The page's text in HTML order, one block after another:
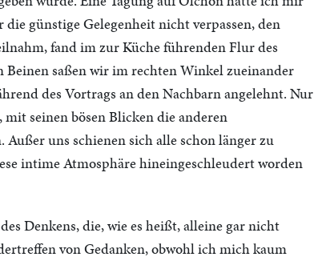
günstige Gelegenheit nicht verpassen, den
fand im zur Küche führenden Flur des
Beinen saßen wir im rechten Winkel zueinander
des Vortrags an den Nachbarn angelehnt. Nur
seinen bösen Blicken die anderen
uns schienen sich alle schon länger zu
intime Atmosphäre hineingeschleudert worden
Denkens, die, wie es heißt, alleine gar nicht
von Gedanken, obwohl ich mich kaum